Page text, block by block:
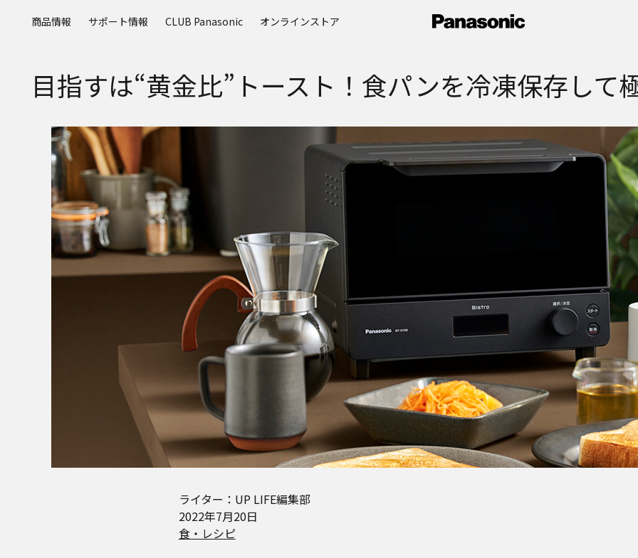
商品情報 サポート情報 CLUB Panasonic オンラインストア
目指すは“黄金比”トースト！食パンを冷凍保存して
ライター：UP LIFE編集部
2022年7月20日
食・レシピ